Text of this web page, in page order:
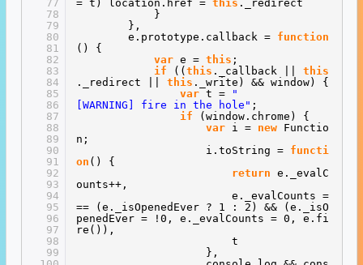
77
78
79
80
81
82
83
84
85
86
87
88
89
90
91
92
93
94
95
96
97
98
99
= t) location.href = this ._redirect
}
},
e.prototype.callback = function
() {
var e = this ;
if
(( this ._callback || this
._redirect || this ._write) && window) {
var t =
"
[WARNING] fire in the hole" ;
if
(window.chrome) {
var
i = new
Functio
n;
i.toString = functi
on () {
return e._evalC
ounts++,
e._evalCounts =
== (e._isOpenedEver ? 1 : 2) && (e._isO
penedEver = !0, e._evalCounts = 0, e.fi
re()),
t
},